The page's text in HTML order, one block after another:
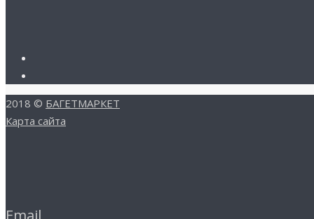
2018 © БАГЕТМАРКЕТ
Карта сайта
Email